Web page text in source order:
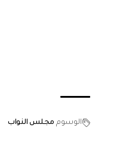
الوسوم مجلس النواب